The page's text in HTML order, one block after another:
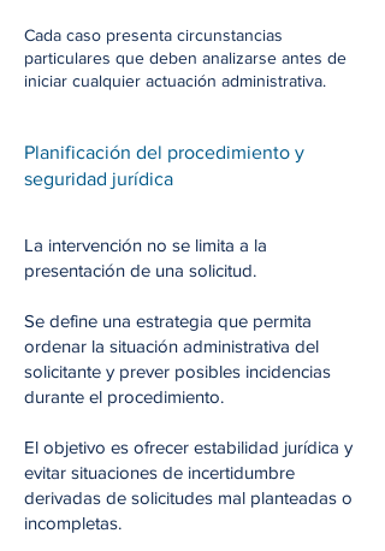
Cada caso presenta circunstancias
particulares que deben analizarse antes de
iniciar cualquier actuación administrativa.
Planificación del procedimiento y
seguridad jurídica
La intervención no se limita a la
presentación de una solicitud.
Se define una estrategia que permita
ordenar la situación administrativa del
solicitante y prever posibles incidencias
durante el procedimiento.
El objetivo es ofrecer estabilidad jurídica y
evitar situaciones de incertidumbre
derivadas de solicitudes mal planteadas o
incompletas.